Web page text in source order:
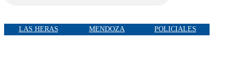
LAS HERAS MENDOZA POLICIALES